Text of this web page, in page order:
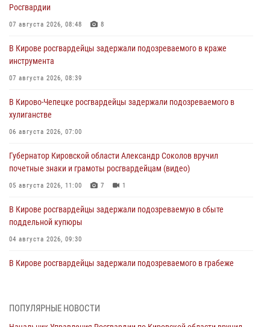
Росгвардии
07 августа 2026, 08:48 8
В Кирове росгвардейцы задержали подозреваемого в краже
инструмента
07 августа 2026, 08:39
В Кирово-Чепецке росгвардейцы задержали подозреваемого в
хулиганстве
06 августа 2026, 07:00
Губернатор Кировской области Александр Соколов вручил
почетные знаки и грамоты росгвардейцам (видео)
05 августа 2026, 11:00 7 1
В Кирове росгвардейцы задержали подозреваемую в сбыте
поддельной купюры
04 августа 2026, 09:30
В Кирове росгвардейцы задержали подозреваемого в грабеже
В Кирове росгвардейцы и ветераны ведомства приняли участие в
ПОПУЛЯРНЫЕ НОВОСТИ